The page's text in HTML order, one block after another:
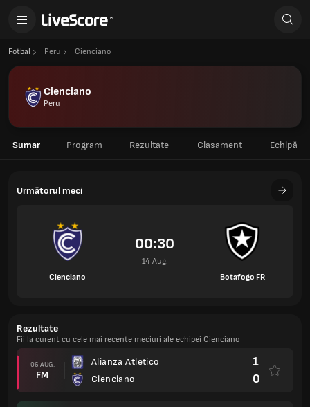
Fotbal Peru Cienciano
Cienciano
Peru
Sumar Program Rezultate Clasament Echipă
Următorul meci
Cienciano
00:30
14 Aug.
Botafogo FR
Rezultate
Fii la curent cu cele mai recente meciuri ale echipei Cienciano
06 AUG.
FM
Alianza Atletico
Cienciano
1
0